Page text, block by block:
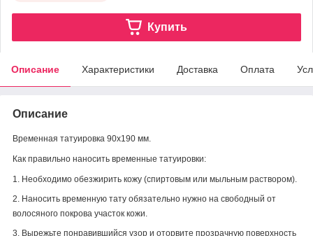
Купить
Описание Характеристики Доставка Оплата
Описание
Временная татуировка 90х190 мм.
Как правильно наносить временные татуировки:
1. Необходимо обезжирить кожу (спиртовым или мыльным раствором).
2. Наносить временную тату обязательно нужно на свободный от
волосяного покрова участок кожи.
3. Вырежьте понравившийся узор и оторвите прозрачную поверхность